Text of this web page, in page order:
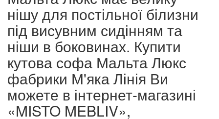
нішу для постільної білизни
під висувним сидінням та
ніши в боковинах. Купити
кутова софа Мальта Люкс
фабрики М'яка Лінія Ви
можете в інтернет-магазині
«MISTO MEBLIV»,